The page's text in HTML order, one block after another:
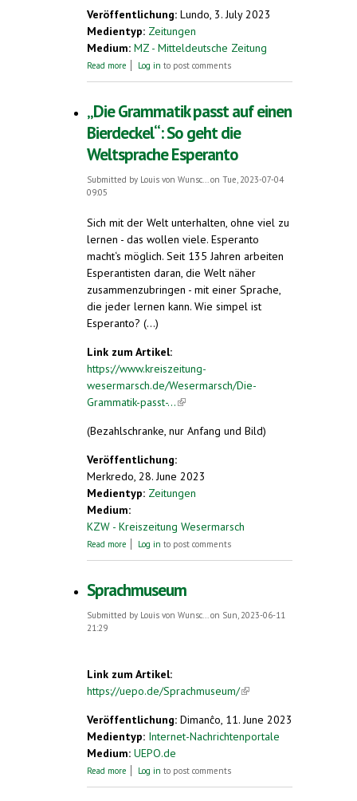
Veröffentlichung: Lundo, 3. July 2023
Medientyp: Zeitungen
Medium: MZ - Mitteldeutsche Zeitung
Read more about Mit Video: Weltsprache oder fixe Idee?
Log in to post comments
„Die Grammatik passt auf einen
Bierdeckel“: So geht die
Weltsprache Esperanto
Submitted by Louis von Wunsc...on Tue, 2023-07-04
09:05
Sich mit der Welt unterhalten, ohne viel zu
lernen - das wollen viele. Esperanto
macht‘s möglich. Seit 135 Jahren arbeiten
Esperantisten daran, die Welt näher
zusammenzubringen - mit einer Sprache,
die jeder lernen kann. Wie simpel ist
Esperanto? (...)
Link zum Artikel:
https://www.kreiszeitung-
wesermarsch.de/Wesermarsch/Die-
Grammatik-passt-...(link is external)
(Bezahlschranke, nur Anfang und Bild)
Veröffentlichung:
Merkredo, 28. June 2023
Medientyp: Zeitungen
Medium:
KZW - Kreiszeitung Wesermarsch
Read more about „Die Grammatik passt auf einen
Log in to post comments
Sprachmuseum
Submitted by Louis von Wunsc...
on Sun, 2023-06-11
21:29
Link zum Artikel:
https://uepo.de/Sprachmuseum/(link is
Veröffentlichung: Dimanĉo, 11. June 2023
Medientyp: Internet-Nachrichtenportale
Medium: UEPO.de
Read more about Sprachmuseum
Log in to post comments